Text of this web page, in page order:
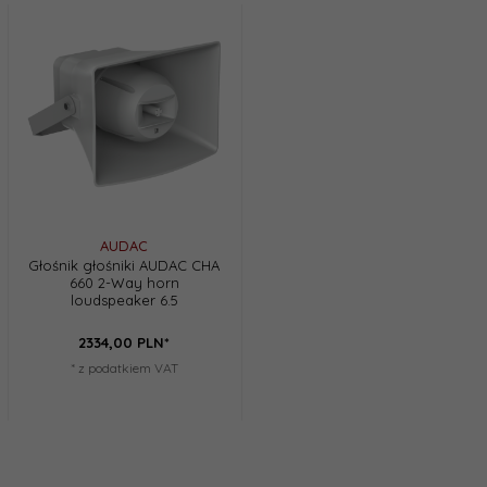
AUDAC
Głośnik głośniki AUDAC CHA
660 2-Way horn
loudspeaker 6.5
2334,00 PLN*
* z podatkiem VAT